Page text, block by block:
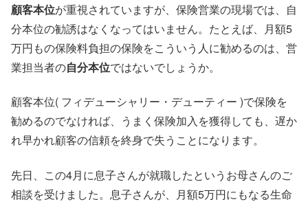
顧客本位が重視されていますが、保険営業の現場では、自
分本位の勧誘はなくなってはいません。たとえば、月額5
万円もの保険料負担の保険をこういう人に勧めるのは、営
業担当者の自分本位ではないでしょうか。
顧客本位( フィデューシャリー・デューティー )で保険を
勧めるのでなければ、うまく保険加入を獲得しても、遅か
れ早かれ顧客の信頼を終身で失うことになります。
先日、この4月に息子さんが就職したというお母さんのご
相談を受けました。息子さんが、月額5万円にもなる生命